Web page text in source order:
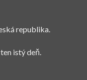
republika.
istý deň.